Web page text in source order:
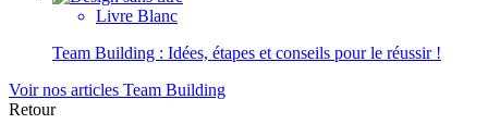
Livre Blanc
Team Building : Idées, étapes et conseils pour le réussir !
Voir nos articles Team Building
Retour